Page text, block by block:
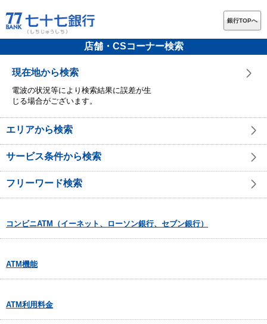
銀行TOPへ
店舗・CSコーナー検索
現在地から検索
電波の状況等により検索結果に誤差が生
じる場合がございます。
エリアから検索
サービス条件から検索
フリーワード検索
コンビニATM（イーネット、ローソン銀行、セブン銀行）
ATM機能
ATM利用料金